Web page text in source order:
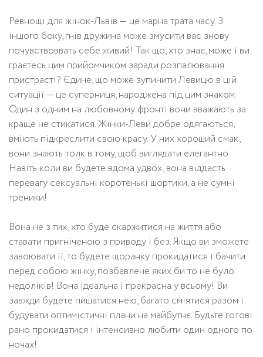
Ревнощі для жінок-Львів — це марна трата часу. З
іншого боку, гнів дружина може змусити вас знову
почувствоввать себе живий! Так що, хто знає, може і ви
граєтесь цим прийомчиком заради розпалювання
пристрасті? Єдине, що може зупинити Левицю в цій
ситуації — це суперниця, народжена під цим знаком.
Один з одним на любовному фронті вони вважають за
краще не стикатися. Жінки-Леви добре одягаються,
вміють підкреслити свою красу. У них хороший смак,
вони знають толк в тому, щоб виглядати елегантно.
Навіть коли ви будете вдома удвох, вона віддасть
перевагу сексуальні коротенькі шортики, а не сумні
треники!
Вона не з тих, хто буде скаржитися на життя або
ставати пригніченою з приводу і без. Якщо ви зможете
завоювати її, то будете щоранку прокидатися і бачити
перед собою жінку, позбавлене яких би то не було
недоліків! Вона ідеальна і прекрасна у всьому! Ви
завжди будете пишатися нею, багато сміятися разом і
будувати оптимістичні плани на майбутнє. Будьте готові
рано прокидатися і інтенсивно любити один одного по
ночах!